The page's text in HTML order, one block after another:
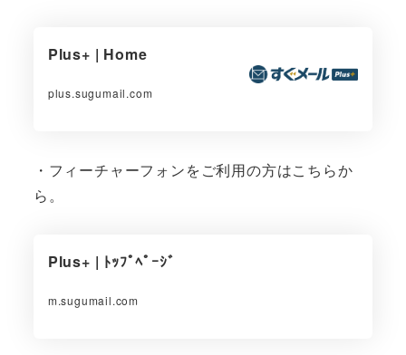
Plus+ | Home
plus.sugumail.com
・フィーチャーフォンをご利用の方はこちらか
ら。
Plus+ | ﾄｯﾌﾟﾍﾟｰｼﾞ
m.sugumail.com